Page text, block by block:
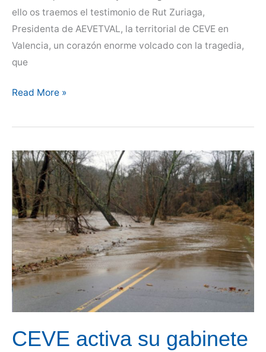
ello os traemos el testimonio de Rut Zuriaga,
Presidenta de AEVETVAL, la territorial de CEVE en
Valencia, un corazón enorme volcado con la tragedia,
que
La
de
siguen
a
pie
de
barro.
Read More »
CEVE activa su gabinete